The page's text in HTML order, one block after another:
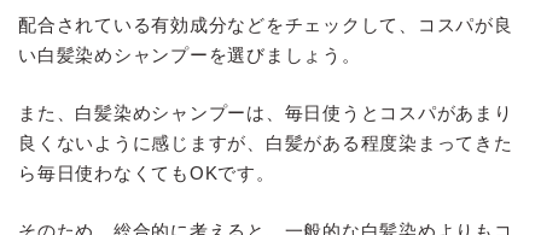
配合されている有効成分などをチェックして、コスパが良
い白髪染めシャンプーを選びましょう。
また、白髪染めシャンプーは、毎日使うとコスパがあまり
良くないように感じますが、白髪がある程度染まってきた
ら毎日使わなくてもOKです。
そのため、総合的に考えると、一般的な白髪染めよりもコ